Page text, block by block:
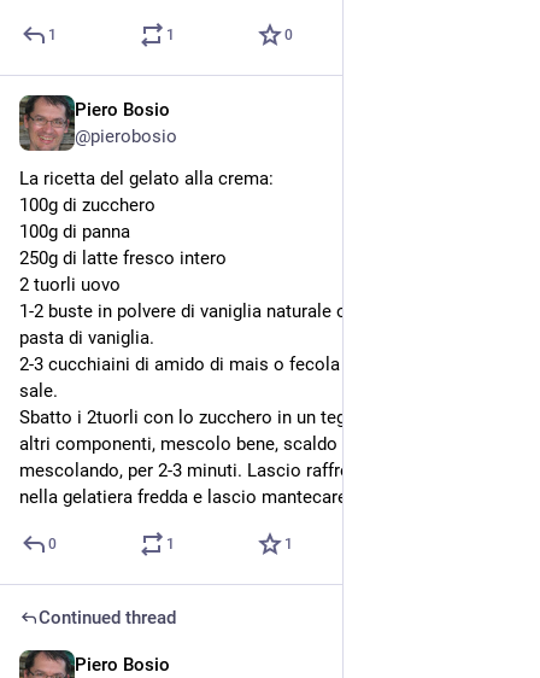
1 1 0
Piero Bosio
@pierobosio
La ricetta del gelato alla crema:
100g di zucchero
100g di panna
250g di latte fresco intero
2 tuorli uovo
1-2 buste in polvere di vaniglia naturale o 1-2 cucchiaini di
pasta di vaniglia.
2-3 cucchiaini di amido di mais o fecola di patate, 1 pizzico di
sale.
Sbatto i 2tuorli con lo zucchero in un tegame, verso tutti gli
altri componenti, mescolo bene, scaldo il tutto a 80ºC,
mescolando, per 2-3 minuti. Lascio raffreddare, verso il tutto
nella gelatiera fredda e lascio mantecare per 30-60 minuti.
0 1 1
Continued thread
Piero Bosio